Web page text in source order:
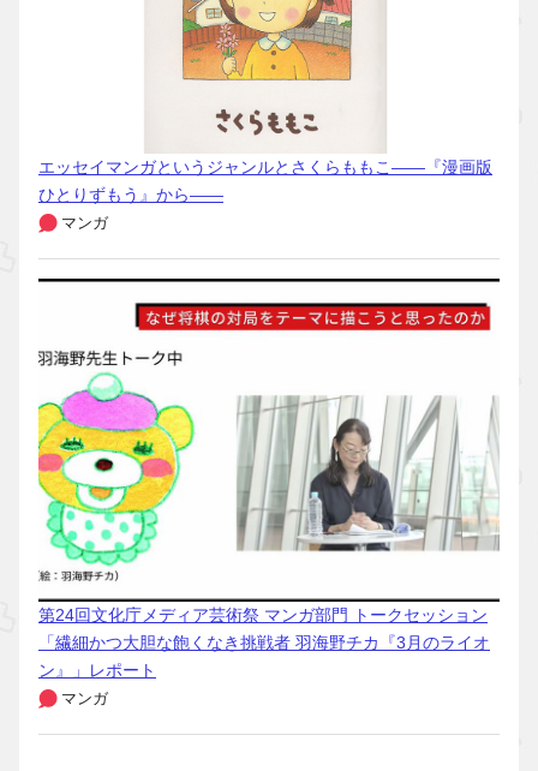
エッセイマンガというジャンルとさくらももこ――『漫画版
ひとりずもう』から――
マンガ
第24回文化庁メディア芸術祭 マンガ部門 トークセッション
「繊細かつ大胆な飽くなき挑戦者 羽海野チカ『3月のライオ
ン』」レポート
マンガ